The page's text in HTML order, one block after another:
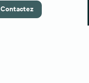
Contactez